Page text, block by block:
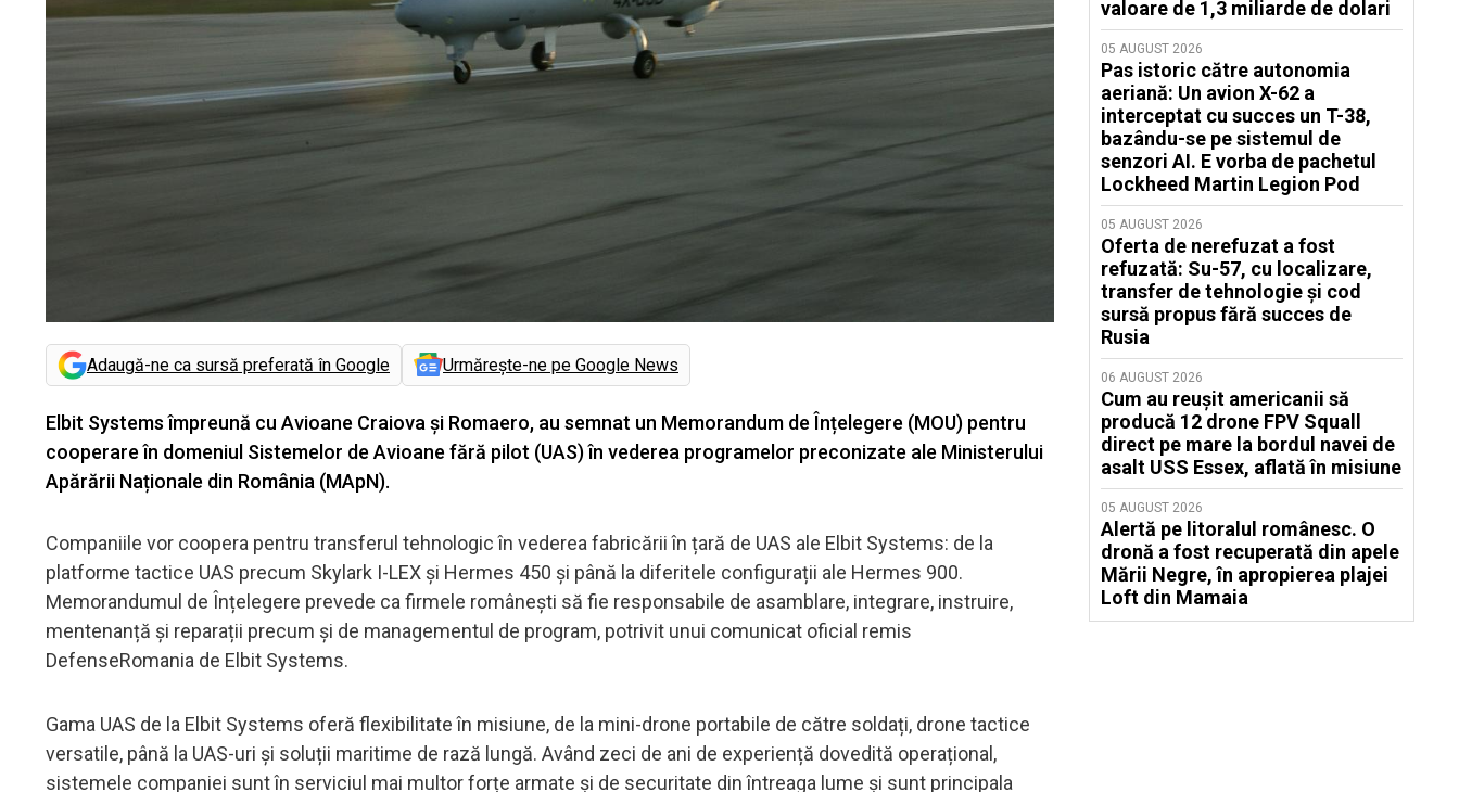
Adaugă-ne ca sursă preferată în Google Urmărește-ne pe Google News
Elbit Systems împreună cu Avioane Craiova și Romaero, au semnat un Memorandum de Înțelegere (MOU) pentru
cooperare în domeniul Sistemelor de Avioane fără pilot (UAS) în vederea programelor preconizate ale Ministerului
Apărării Naționale din România (MApN).
Companiile vor coopera pentru transferul tehnologic în vederea fabricării în țară de UAS ale Elbit Systems: de la
platforme tactice UAS precum Skylark I-LEX și Hermes 450 și până la diferitele configurații ale Hermes 900.
Memorandumul de Înțelegere prevede ca firmele românești să fie responsabile de asamblare, integrare, instruire,
mentenanță și reparații precum și de managementul de program, potrivit unui comunicat oficial remis
DefenseRomania de Elbit Systems.
Gama UAS de la Elbit Systems oferă flexibilitate în misiune, de la mini-drone portabile de către soldați, drone tactice
versatile, până la UAS-uri și soluții maritime de rază lungă. Având zeci de ani de experiență dovedită operațional,
sistemele companiei sunt în serviciul mai multor forțe armate și de securitate din întreaga lume și sunt principala
valoare de 1,3 miliarde de dolari
05 AUGUST 2026
Pas istoric către autonomia
aeriană: Un avion X-62 a
interceptat cu succes un T-38,
bazându-se pe sistemul de
senzori AI. E vorba de pachetul
Lockheed Martin Legion Pod
05 AUGUST 2026
Oferta de nerefuzat a fost
refuzată: Su-57, cu localizare,
transfer de tehnologie și cod
sursă propus fără succes de
Rusia
06 AUGUST 2026
Cum au reușit americanii să
producă 12 drone FPV Squall
direct pe mare la bordul navei de
asalt USS Essex, aflată în misiune
05 AUGUST 2026
Alertă pe litoralul românesc. O
dronă a fost recuperată din apele
Mării Negre, în apropierea plajei
Loft din Mamaia